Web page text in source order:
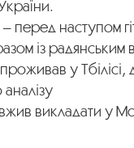
перед наступом
із радянським
у Тбілісі,
викладати у